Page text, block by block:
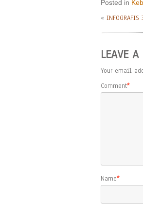
Posted in
« INFOGRAFIS
LEAVE A
Your email
Comment*
Name*